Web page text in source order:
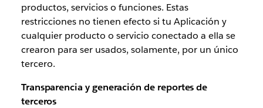
productos, servicios o funciones. Estas
restricciones no tienen efecto si tu Aplicación y
cualquier producto o servicio conectado a ella se
crearon para ser usados, solamente, por un único
tercero.
Transparencia y generación de reportes de
terceros